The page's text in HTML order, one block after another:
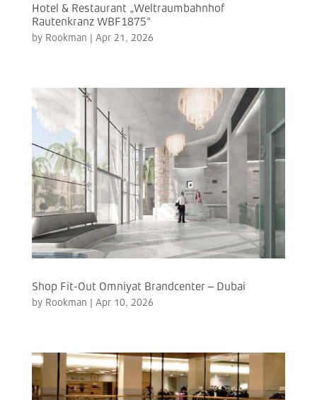
Hotel & Restaurant „Weltraumbahnhof
Rautenkranz WBF1875“
by Rookman | Apr 21, 2026
Shop Fit-Out Omniyat Brandcenter – Dubai
by Rookman | Apr 10, 2026